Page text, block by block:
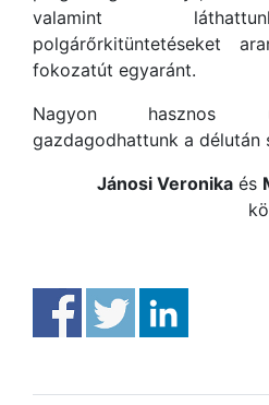
valamint
polgárőrkitüntetéseket
fokozatút egyaránt.
Nagyon hasznos
gazdagodhattunk a délután
Jánosi Veronika és